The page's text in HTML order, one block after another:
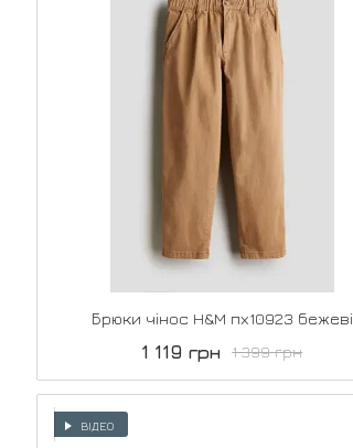
Брюки чінос H&M пх10923 бежеві
1 399 грн
1 119 грн
ВІДЕО